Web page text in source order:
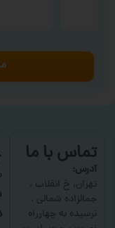
تماس با ما
آدرس:
تهران، خ انقلاب ،
جمالزاده شمالی ،
نرسیده به چهارراه